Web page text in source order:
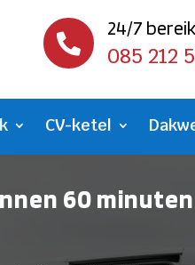

24/7
085 212
CV-ketel
60